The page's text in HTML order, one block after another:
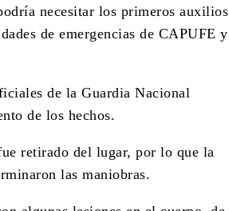
necesitar los primeros auxilios
de emergencias de CAPUFE y
de la Guardia Nacional
de los hechos.
retirado del lugar, por lo que la
las maniobras.